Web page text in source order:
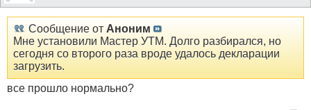
Сообщение от Аноним
Мне установили Мастер УТМ. Долго разбирался, но
сегодня со второго раза вроде удалось декларации
загрузить.
все прошло нормально?